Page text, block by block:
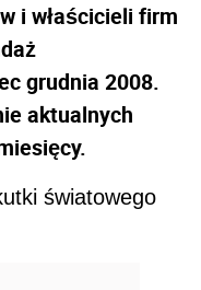
i właścicieli firm
grudnia 2008.
aktualnych
światowego